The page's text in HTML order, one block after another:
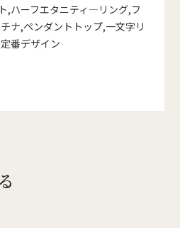
,ハーフエタニティ―リング,フ
ナ,ペンダントトップ,一文字リ
定番デザイン